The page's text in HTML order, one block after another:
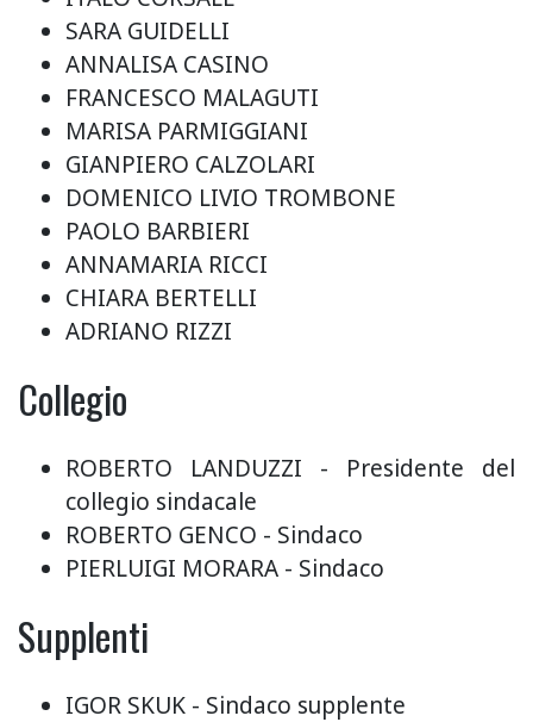
SARA GUIDELLI
ANNALISA CASINO
FRANCESCO MALAGUTI
MARISA PARMIGGIANI
GIANPIERO CALZOLARI
DOMENICO LIVIO TROMBONE
PAOLO BARBIERI
ANNAMARIA RICCI
CHIARA BERTELLI
ADRIANO RIZZI
Collegio
ROBERTO LANDUZZI - Presidente del
collegio sindacale
ROBERTO GENCO - Sindaco
PIERLUIGI MORARA - Sindaco
Supplenti
IGOR SKUK - Sindaco supplente